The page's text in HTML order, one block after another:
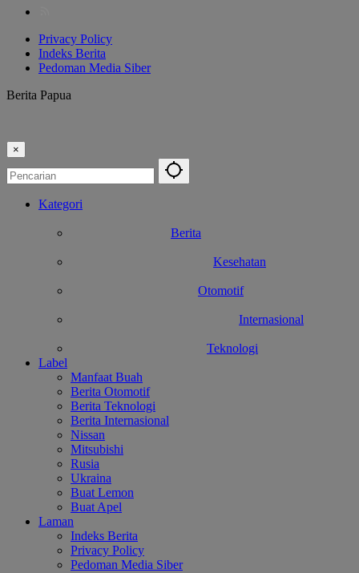
Privacy Policy
Indeks Berita
Pedoman Media Siber
Berita Papua
×
Kategori
Berita
Kesehatan
Otomotif
Internasional
Teknologi
Label
Manfaat Buah
Berita Otomotif
Berita Teknologi
Berita Internasional
Nissan
Mitsubishi
Rusia
Ukraina
Buat Lemon
Buat Apel
Laman
Indeks Berita
Privacy Policy
Pedoman Media Siber